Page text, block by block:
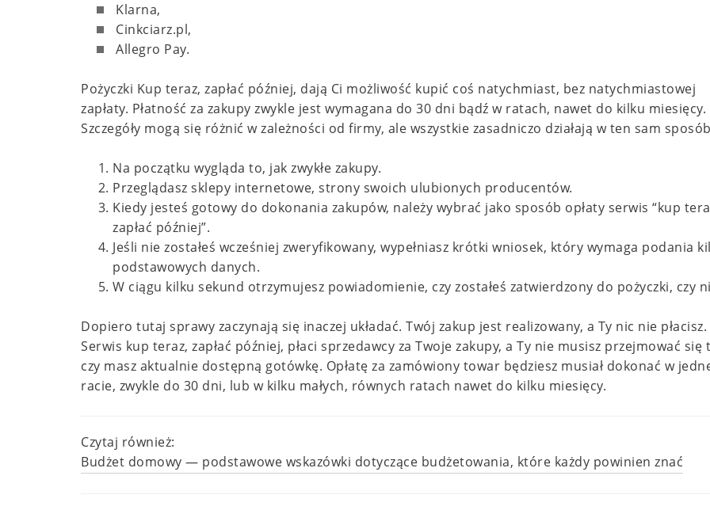
Klarna,
Cinkciarz.pl,
Allegro Pay.
Pożyczki Kup teraz, zapłać później, dają Ci możliwość kupić coś natychmiast, bez natychmiastowej
zapłaty. Płatność za zakupy zwykle jest wymagana do 30 dni bądź w ratach, nawet do kilku miesięcy.
Szczegóły mogą się różnić w zależności od firmy, ale wszystkie zasadniczo działają w ten sam
Na początku wygląda to, jak zwykłe zakupy.
Przeglądasz sklepy internetowe, strony swoich ulubionych producentów.
Kiedy jesteś gotowy do dokonania zakupów, należy wybrać jako sposób opłaty serwis “kup
zapłać później”.
Jeśli nie zostałeś wcześniej zweryfikowany, wypełniasz krótki wniosek, który wymaga podania
podstawowych danych.
W ciągu kilku sekund otrzymujesz powiadomienie, czy zostałeś zatwierdzony do pożyczki, czy
Dopiero tutaj sprawy zaczynają się inaczej układać. Twój zakup jest realizowany, a Ty nic nie płacisz.
Serwis kup teraz, zapłać później, płaci sprzedawcy za Twoje zakupy, a Ty nie musisz przejmować się
czy masz aktualnie dostępną gotówkę. Opłatę za zamówiony towar będziesz musiał dokonać w
racie, zwykle do 30 dni, lub w kilku małych, równych ratach nawet do kilku miesięcy.
Czytaj również:
Budżet domowy — podstawowe wskazówki dotyczące budżetowania, które każdy powinien znać